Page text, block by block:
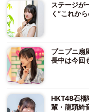
ステージ
く“これか
プニプニ扇
長中は今回
HKT48石橋
輩・龍頭綺